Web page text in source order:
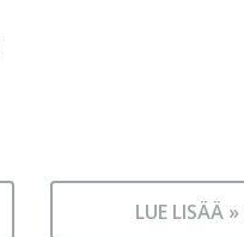
LUE LISÄÄ »